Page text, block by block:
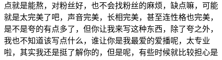
点就是能熬，对粉丝好，也不会找粉丝的麻烦，缺点嘛，可能
就是太完美了吧，声音完美，长相完美，甚至连性格也完美，
是不是夸的有点多了，但你让我来写这种东西，除了夸之外，
我也不知道该写点什么，谁让你是我最爱的爱播呢，太专业
啦，其实我还是挺了解你的，但是呢，有些时候就比较担心是